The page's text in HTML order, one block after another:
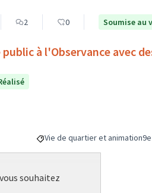
2 0 Soumise au
à l'Observance avec
Filtrer les résultats de la
Vie de quartier et animation
2022-10-17
souhaitez